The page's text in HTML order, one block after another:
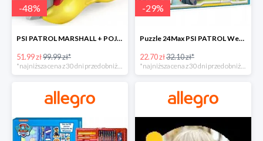
-48%
PSI PATROL MARSHALL + POJAZD WÓZ STRAŻACKI DŹWIĘK -48%
51.99 zł99.99 zł*
*najniższa cena z 30 dni przed obniżką
-29%
Puzzle 24Max PSI PATROL Wesoła drużyna TREFL -29%
22.70 zł32.10 zł*
*najniższa cena z 30 dni przed obniżką